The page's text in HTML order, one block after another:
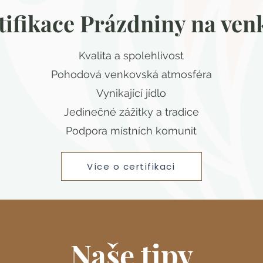
Prázdniny na
Kvalita a spolehlivost
Pohodová venkovská atmosféra
​Vynikající jídlo
Jedinečné zážitky a tradice
Podpora místních komunit
Více o certifikaci
Naše tipy